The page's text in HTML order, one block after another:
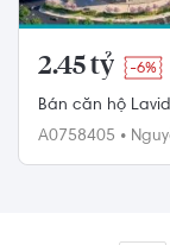
2.45 tỷ -6%
Bán căn hộ
ngủ - Tầng cao,
A0758405 •